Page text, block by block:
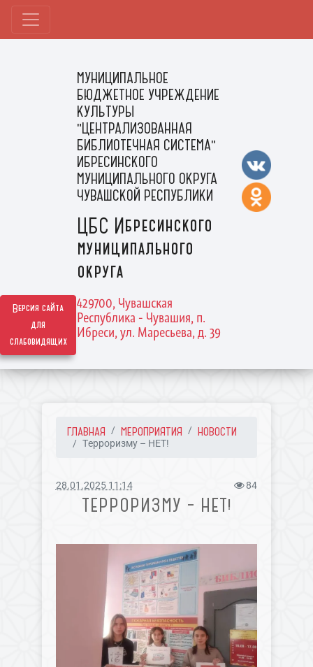
Версия сайта
для
слабовидящих
МУНИЦИПАЛЬНОЕ
БЮДЖЕТНОЕ УЧРЕЖДЕНИЕ
КУЛЬТУРЫ
"ЦЕНТРАЛИЗОВАННАЯ
БИБЛИОТЕЧНАЯ СИСТЕМА"
ИБРЕСИНСКОГО
МУНИЦИПАЛЬНОГО ОКРУГА
ЧУВАШСКОЙ РЕСПУБЛИКИ
ЦБС Ибресинского
муниципального
округа
429700, Чувашская
Республика - Чувашия, п.
Ибреси, ул. Маресьева, д. 39
ГЛАВНАЯ МЕРОПРИЯТИЯ НОВОСТИ
Терроризму – НЕТ!
28.01.2025 11:14 84
ТЕРРОРИЗМУ – НЕТ!